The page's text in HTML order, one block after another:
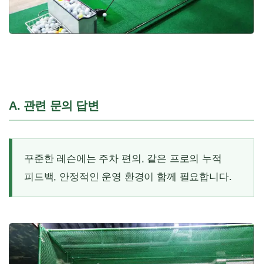
A. 관련 문의 답변
꾸준한 레슨에는 주차 편의, 같은 프로의 누적
피드백, 안정적인 운영 환경이 함께 필요합니다.